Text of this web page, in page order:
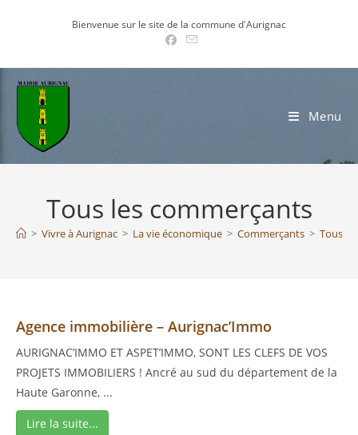
Bienvenue sur le site de la commune d'Aurignac
Menu
Tous les commerçants
> Vivre à Aurignac > La vie économique > Commerçants > Tous
Agence immobilière – Aurignac’Immo
AURIGNAC’IMMO ET ASPET’IMMO, SONT LES CLEFS DE VOS
PROJETS IMMOBILIERS ! Ancré au sud du département de la
Haute Garonne, ...
Lire la suite...